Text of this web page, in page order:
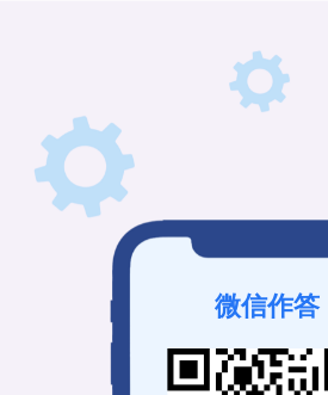
登录查看历史记录 我
微信作答